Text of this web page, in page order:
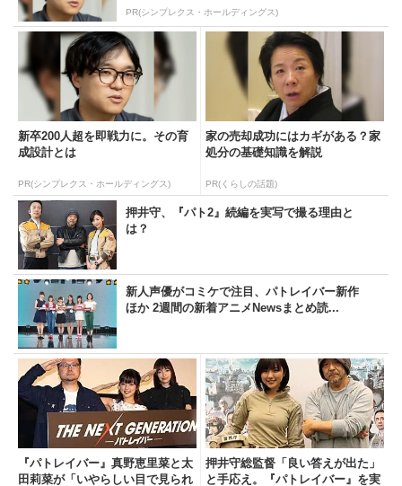
PR(シンプレクス・ホールディングス)
新卒200人超を即戦力に。その育
成設計とは
PR(シンプレクス・ホールディングス)
家の売却成功にはカギがある？家
処分の基礎知識を解説
PR(くらしの話題)
押井守、『パト2』続編を実写で撮る理由と
は？
新人声優がコミケで注目、パトレイバー新作
ほか 2週間の新着アニメNewsまとめ読...
『パトレイバー』真野恵里菜と太
田莉菜が「いやらしい目で見られ
押井守総監督「良い答えが出た」
と手応え。『パトレイバー』を実